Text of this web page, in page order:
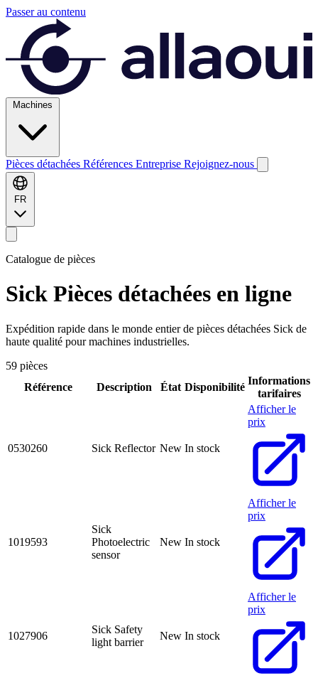
Passer au contenu
Machines
Pièces détachées Références Entreprise Rejoignez-nous
FR
Catalogue de pièces
Sick Pièces détachées en ligne
Expédition rapide dans le monde entier de pièces détachées Sick de
haute qualité pour machines industrielles.
59 pièces
Référence
Description État Disponibilité
Informations
tarifaires
0530260 Sick Reflector New In stock
Afficher le
prix
1019593
Sick
Photoelectric
sensor
New In stock
Afficher le
prix
1027906
Sick Safety
light barrier
New In stock
Afficher le
prix